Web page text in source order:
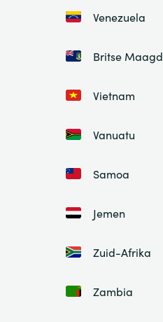
Venezuela
Britse
Vietnam
Vanuatu
Samoa
Jemen
Zuid-Afrika
Zambia